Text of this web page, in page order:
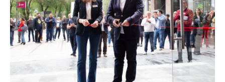
Ելքային զանգեր տեղական՝ 800 դրամ/րոպե SMS՝
500 դրամ Ինտերնետ՝ 8000 դրամ/ՄԲ Երկրների
ցանկ՝ Անգոլա, Բերմուդյան կղզիներ, Բահամյան
կղզիներ, Բուրկինա Ֆասո, Դոմինիկյան
Հանրապետություն, Կաբո Վերդե, Կուբա,
Հասարակածային Գվինեա, Եթովպիա, Գամբիա,
Գվինեա